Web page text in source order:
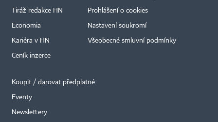
Tiráž redakce HN
Economia
Kariéra v HN
Ceník inzerce
Prohlášení o cookies
Nastavení soukromí
Všeobecné smluvní podmínky
Koupit / darovat předplatné
Eventy
Newslettery